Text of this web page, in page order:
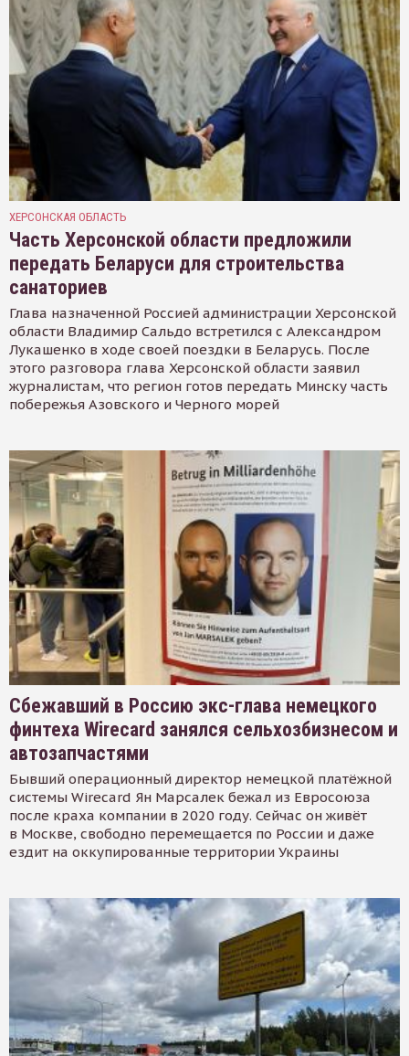
ХЕРСОНСКАЯ ОБЛАСТЬ
Часть Херсонской области предложили
передать Беларуси для строительства
санаториев
Глава назначенной Россией администрации Херсонской
области Владимир Сальдо встретился с Александром
Лукашенко в ходе своей поездки в Беларусь. После
этого разговора глава Херсонской области заявил
журналистам, что регион готов передать Минску часть
побережья Азовского и Черного морей
Сбежавший в Россию экс-глава немецкого
финтеха Wirecard занялся сельхозбизнесом и
автозапчастями
Бывший операционный директор немецкой платёжной
системы Wirecard Ян Марсалек бежал из Евросоюза
после краха компании в 2020 году. Сейчас он живёт
в Москве, свободно перемещается по России и даже
ездит на оккупированные территории Украины